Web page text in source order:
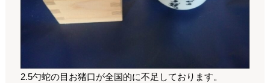
2.5勺蛇の目お猪口が全国的に不足しております。